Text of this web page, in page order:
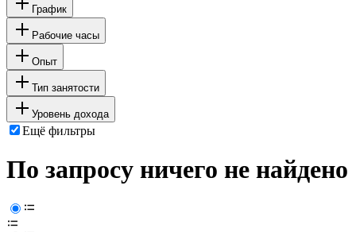
График
Рабочие часы
Опыт
Тип занятости
Уровень дохода
Ещё фильтры
По запросу ничего не найдено